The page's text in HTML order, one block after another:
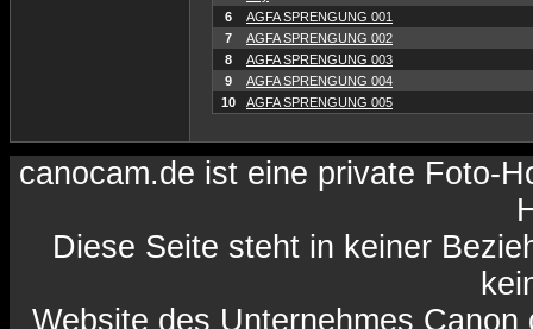
6
AGFA SPRENGUNG 001
7
AGFA SPRENGUNG 002
8
AGFA SPRENGUNG 003
9
AGFA SPRENGUNG 004
10
AGFA SPRENGUNG 005
canocam.de ist eine private Foto-
Diese Seite steht in keiner
Website des Unternehmes